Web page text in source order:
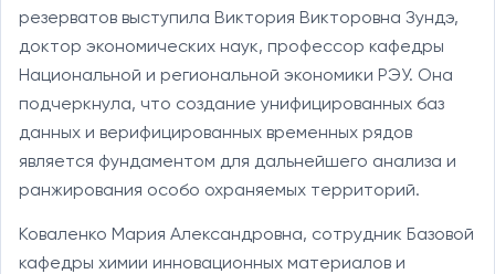
резерватов выступила Виктория Викторовна Зундэ,
доктор экономических наук, профессор кафедры
Национальной и региональной экономики РЭУ. Она
подчеркнула, что создание унифицированных баз
данных и верифицированных временных рядов
является фундаментом для дальнейшего анализа и
ранжирования особо охраняемых территорий.
Коваленко Мария Александровна, сотрудник Базовой
кафедры химии инновационных материалов и